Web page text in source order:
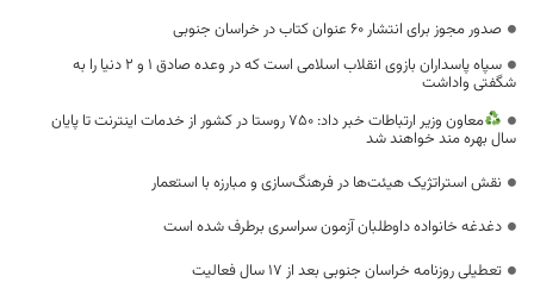
صدور مجوز برای انتشار ۶۰ عنوان کتاب در خراسان جنوبی
سپاه پاسداران بازوی انقلاب اسلامی است که در وعده صادق ۱ و ۲ دنیا را به
شگفتی واداشت
معاون وزیر ارتباطات خبر داد: ۷۵۰ روستا در کشور از خدمات اینترنت تا پایان
سال بهره مند خواهند شد
نقش استراتژیک هیئت‌ها در فرهنگ‌سازی و مبارزه با استعمار
دغدغه خانواده داوطلبان آزمون سراسری برطرف شده است
تعطیلی روزنامه خراسان جنوبی بعد از 17 سال فعالیت